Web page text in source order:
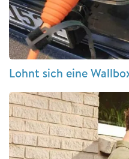
Lohnt sich eine